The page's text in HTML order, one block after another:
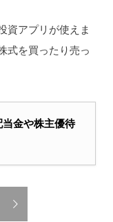
資アプリが使えま
式を買ったり売っ
金や株主優待